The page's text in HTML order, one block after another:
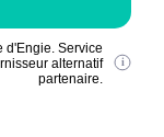
d'Engie. Service
alternatif
partenaire.